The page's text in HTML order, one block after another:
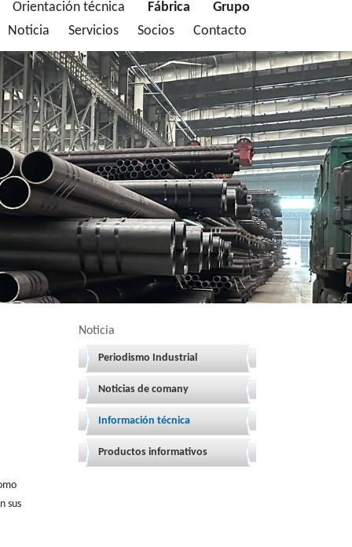
Orientación técnica Fábrica
Grupo
Noticia Servicios Socios Contacto
Noticia
Periodismo Industrial
Noticias de comany
Información técnica
Productos informativos
sus